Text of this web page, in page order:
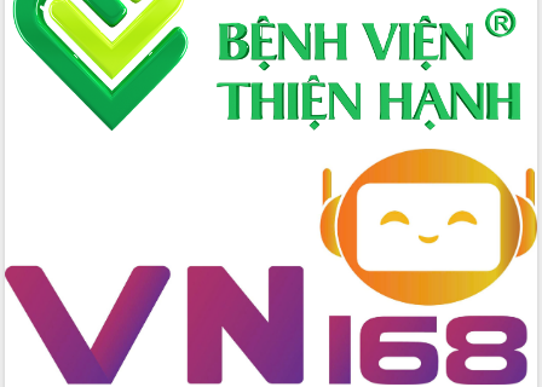
Ứng dụng sinh trắc học - Bước tiến
trong hành trình chuyển đổi số tại Đắk
Lắk
Đắk Lắk nâng cao hiệu quả công tác
Đảng từ Sổ tay đảng viên điện tử
cấp xã
Đắk Lắk phát động hưởng ứng Ngày
Quyền của người tiêu dùng Việt Nam
2026
Đẩy mạnh cải cách hành chính, quyết